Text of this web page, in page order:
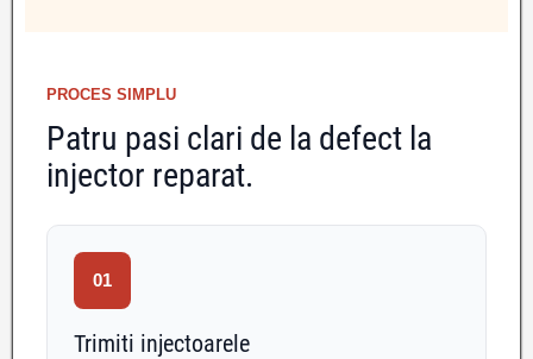
PROCES SIMPLU
Patru pasi clari de la defect la
injector reparat.
01
Trimiti injectoarele